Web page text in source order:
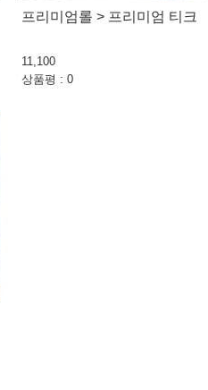
프리미엄롤 > 프리미엄 티크
11,100
상품평 : 0